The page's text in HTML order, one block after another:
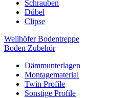
Schrauben
Dübel
Clipse
Wellhöfer Bodentreppe
Boden Zubehör
Dämmunterlagen
Montagematerial
Twin Profile
Sonstige Profile